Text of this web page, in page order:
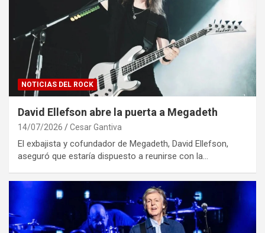
NOTICIAS DEL ROCK
David Ellefson abre la puerta a Megadeth
14/07/2026 Cesar Gantiva
El exbajista y cofundador de Megadeth, David Ellefson,
aseguró que estaría dispuesto a reunirse con la…